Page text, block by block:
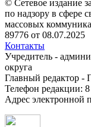
© Сетевое издание
по надзору в сфере
массовых
89776 от 08.07.2025
Контакты
Учредитель -
округа
Главный редактор -
Телефон редакции:
Адрес электронной